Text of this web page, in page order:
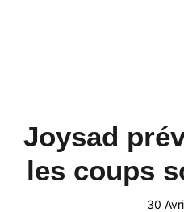
Joysad
les coups
30